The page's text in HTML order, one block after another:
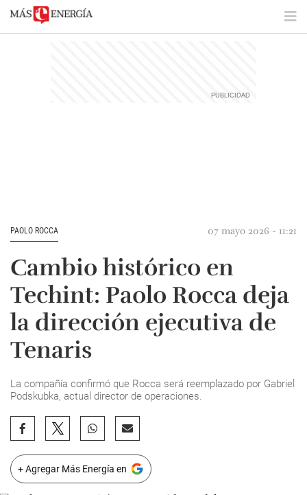
PAOLO ROCCA 07 mayo 2026 - 11:21
Cambio histórico en
Techint: Paolo Rocca deja
la dirección ejecutiva de
Tenaris
La compañía confirmó que Rocca será reemplazado por Gabriel
Podskubka, actual director de operaciones.
+ Agregar Más Energía en